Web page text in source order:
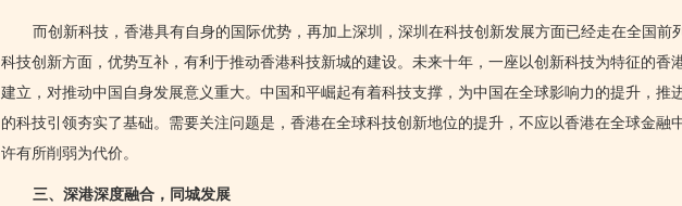
而创新科技，香港具有自身的国际优势，再加上深圳，深圳在科技创新发展方面已经走在全国前
科技创新方面，优势互补，有利于推动香港科技新城的建设。未来十年，一座以创新科技为特征的香
建立，对推动中国自身发展意义重大。中国和平崛起有着科技支撑，为中国在全球影响力的提升，推
的科技引领夯实了基础。需要关注问题是，香港在全球科技创新地位的提升，不应以香港在全球金融
许有所削弱为代价。
三、深港深度融合，同城发展